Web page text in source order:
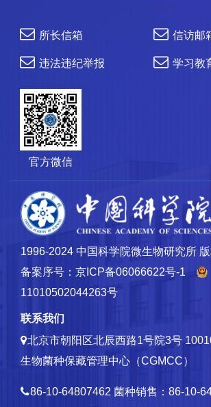
所长信箱 信访邮
违法违纪举报 学习教
官方微信
1996-2024 中国科学院微生物研究所
备案序号：京ICP备06066622号-1
11010502044263号
联系我们
北京市朝阳区北辰西路1号院3号
生物菌种保藏管理中心（CGMCC）
86-10-64807462 菌种销售：86-10-